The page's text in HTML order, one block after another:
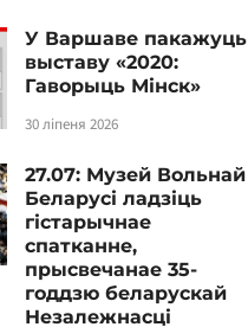
У Варшаве пакажуць
выставу «2020:
Гаворыць Мінск»
30 ліпеня 2026
27.07: Музей Вольнай
Беларусі ладзіць
гістарычнае
спатканне,
прысвечанае 35-
годдзю беларускай
Незалежнасці